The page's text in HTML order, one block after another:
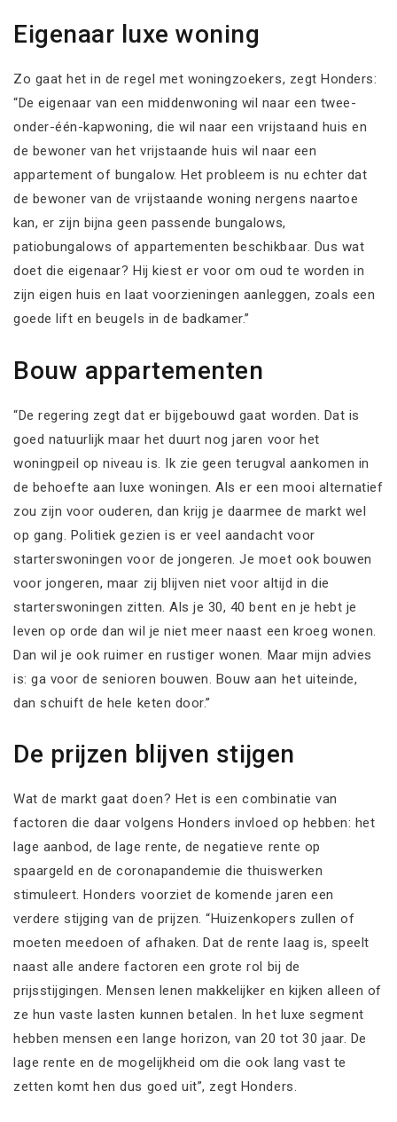
Eigenaar luxe woning
Zo gaat het in de regel met woningzoekers, zegt Honders:
“De eigenaar van een middenwoning wil naar een twee-
onder-één-kapwoning, die wil naar een vrijstaand huis en
de bewoner van het vrijstaande huis wil naar een
appartement of bungalow. Het probleem is nu echter dat
de bewoner van de vrijstaande woning nergens naartoe
kan, er zijn bijna geen passende bungalows,
patiobungalows of appartementen beschikbaar. Dus wat
doet die eigenaar? Hij kiest er voor om oud te worden in
zijn eigen huis en laat voorzieningen aanleggen, zoals een
goede lift en beugels in de badkamer.”
Bouw appartementen
“De regering zegt dat er bijgebouwd gaat worden. Dat is
goed natuurlijk maar het duurt nog jaren voor het
woningpeil op niveau is. Ik zie geen terugval aankomen in
de behoefte aan luxe woningen. Als er een mooi alternatief
zou zijn voor ouderen, dan krijg je daarmee de markt wel
op gang. Politiek gezien is er veel aandacht voor
starterswoningen voor de jongeren. Je moet ook bouwen
voor jongeren, maar zij blijven niet voor altijd in die
starterswoningen zitten. Als je 30, 40 bent en je hebt je
leven op orde dan wil je niet meer naast een kroeg wonen.
Dan wil je ook ruimer en rustiger wonen. Maar mijn advies
is: ga voor de senioren bouwen. Bouw aan het uiteinde,
dan schuift de hele keten door.”
De prijzen blijven stijgen
Wat de markt gaat doen? Het is een combinatie van
factoren die daar volgens Honders invloed op hebben: het
lage aanbod, de lage rente, de negatieve rente op
spaargeld en de coronapandemie die thuiswerken
stimuleert. Honders voorziet de komende jaren een
verdere stijging van de prijzen. “Huizenkopers zullen of
moeten meedoen of afhaken. Dat de rente laag is, speelt
naast alle andere factoren een grote rol bij de
prijsstijgingen. Mensen lenen makkelijker en kijken alleen of
ze hun vaste lasten kunnen betalen. In het luxe segment
hebben mensen een lange horizon, van 20 tot 30 jaar. De
lage rente en de mogelijkheid om die ook lang vast te
zetten komt hen dus goed uit”, zegt Honders.